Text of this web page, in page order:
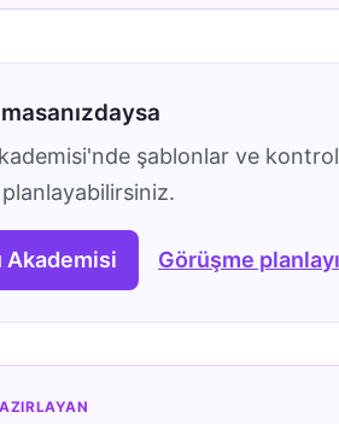
şablonlar ve
Akademisi Görüşme